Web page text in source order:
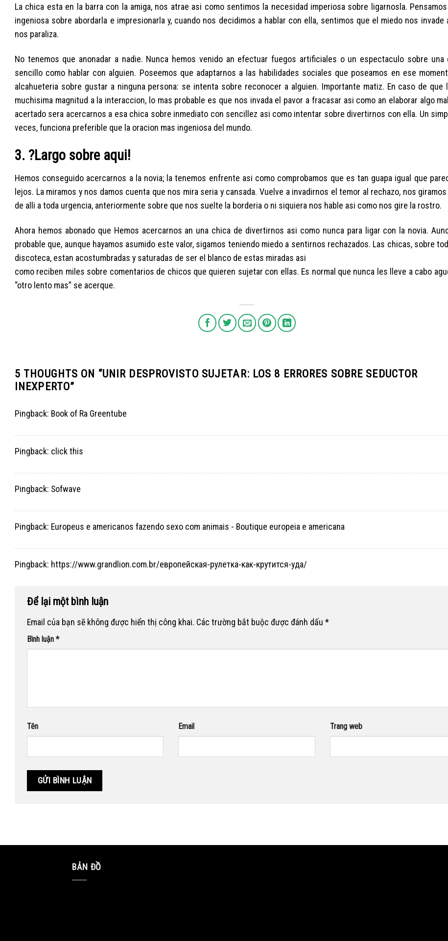
La chica esta en la barra con la amiga, nos atrae asi­ como sentimos la necesidad imperiosa sobre ligarnosla.
ingeniosa sobre abordarla e impresionarla y, cuando nos decidimos a hablar con ella, sentimos que el miedo nos invade
nos paraliza.
No tenemos que anonadar a nadie. Nunca hemos venido an efectuar fuegos artificiales o un espectaculo sobre una
sencillo como hablar con alguien. Poseemos que adaptarnos a las habilidades sociales que poseamos en ese
alcahueteria sobre gustar a ninguna persona: se intenta sobre reconocer a alguien. Importante matiz. En caso de que
muchisima magnitud a la interaccion, lo mas probable es que nos invada el pavor a fracasar asi­ como an elaborar algo
acertado sera acercarnos a esa chica sobre inmediato con sencillez asi­ como intentar sobre divertirnos con ella. Un
veces, funciona preferible que la oracion mas ingeniosa del mundo.
3. ?Largo sobre aqui!
Hemos conseguido acercarnos a la novia; la tenemos enfrente asi­ como comprobamos que es tan guapa igual que
lejos. La miramos y nos damos cuenta que nos mira seria y cansada. Vuelve a invadirnos el temor al rechazo, nos
de alli a toda urgencia, anteriormente sobre que nos suelte la borderia o ni siquiera nos hable asi­ como nos gire la rostro.
Ahora hemos abonado que Hemos acercarnos an una chica de divertirnos asi­ como nunca para ligar con la novia.
probable que, aunque hayamos asumido este valor, sigamos teniendo miedo a sentirnos rechazados. Las chicas, sobre
discoteca, estan acostumbradas y saturadas de ser el blanco de estas miradas asi­
como reciben miles sobre comentarios de chicos que quieren sujetar con ellas. Es normal que nunca les lleve a cabo
“otro lento mas” se acerque.
5 THOUGHTS ON “UNIR DESPROVISTO SUJETAR: LOS 8 ERRORES SOBRE SEDUCTOR
INEXPERTO”
Pingback: Book of Ra Greentube
Pingback: click this
Pingback: Sofwave
Pingback: Europeus e americanos fazendo sexo com animais - Boutique europeia e americana
Pingback: https://www.grandlion.com.br/европейская-рулетка-как-крутится-уда/
Để lại một bình luận
Email của bạn sẽ không được hiển thị công khai. Các trường bắt buộc được đánh dấu *
Bình luận *
Tên Email Trang web
BẢN ĐỒ